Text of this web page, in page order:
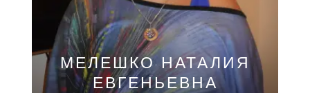
МЕЛЕШКО НАТАЛИЯ
ЕВГЕНЬЕВНА